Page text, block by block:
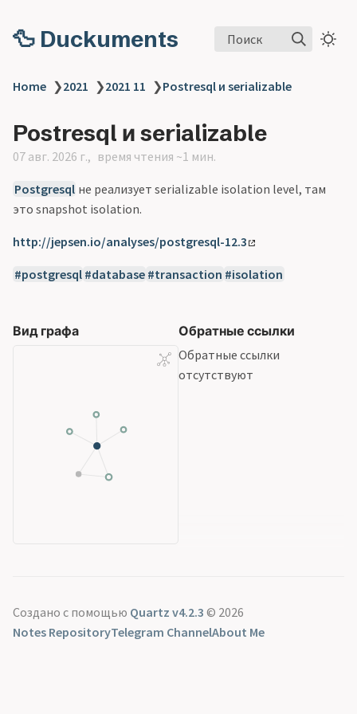
🦆 Duckuments Поиск
Home ❯2021 ❯2021 11 ❯Postresql и serializable
Postresql и serializable
07 авг. 2026 г. время чтения ~1 мин.
Postgresql не реализует serializable isolation level, там
это snapshot isolation.
http://jepsen.io/analyses/postgresql-12.3
postgresql database transaction isolation
Вид графа
Обратные ссылки
Обратные ссылки
отсутствуют
Создано с помощью Quartz v4.2.3 © 2026
Notes RepositoryTelegram ChannelAbout Me